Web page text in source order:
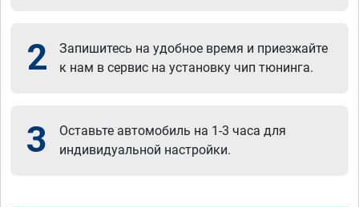
2
Запишитесь на удобное время и приезжайте
к нам в сервис на установку чип тюнинга.
3
Оставьте автомобиль на 1-3 часа для
индивидуальной настройки.